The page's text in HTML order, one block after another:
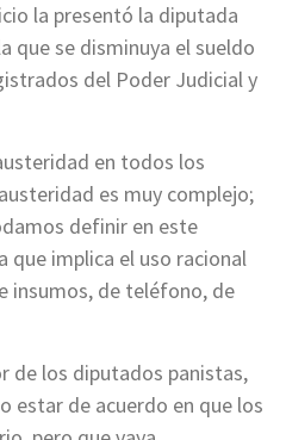
la presentó la diputada
que se disminuya el sueldo
del Poder Judicial y
en todos los
es muy complejo;
definir en este
que implica el uso racional
insumos, de teléfono, de
de los diputados panistas,
estar de acuerdo en que los